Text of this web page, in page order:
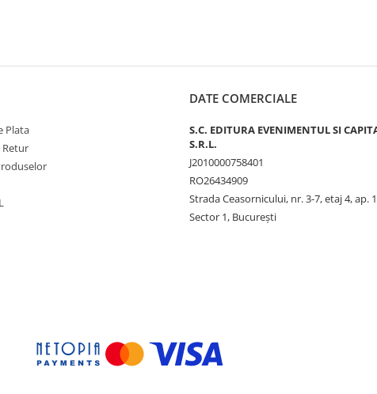
Plata
Retur
DATE COMERCIALE
S.C. EDITURA EVENIMENTUL SI
S.R.L.
J2010000758401
RO26434909
Strada Ceasornicului, nr. 3-7, etaj 4, ap.
Sector 1, Bucureşti